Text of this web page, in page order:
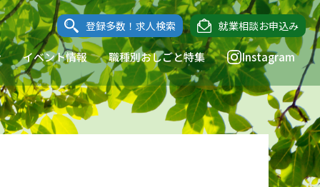
登録多数！求人検索 就業相談お申込み
イベント情報 職種別おしごと特集 Instagram